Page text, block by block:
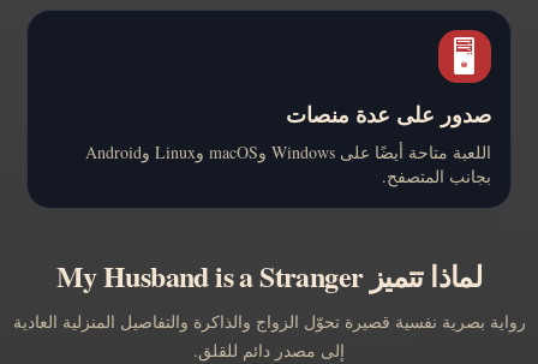
🖥️
صدور على عدة منصات
اللعبة متاحة أيضًا على Windows وmacOS وLinux وAndroid
بجانب المتصفح.
لماذا تتميز My Husband is a Stranger
رواية بصرية نفسية قصيرة تحوّل الزواج والذاكرة والتفاصيل المنزلية العادية
إلى مصدر دائم للقلق.